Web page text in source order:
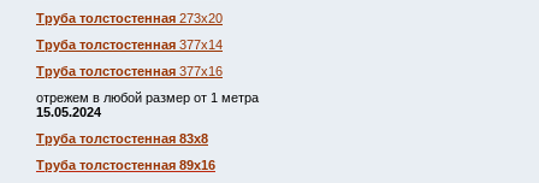
Труба толстостенная 273х20
Труба толстостенная 377х14
Труба толстостенная 377х16
отрежем в любой размер от 1 метра
15.05.2024
Труба толстостенная 83х8
Труба толстостенная 89х16